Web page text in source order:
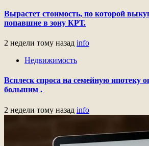
Вырастет стоимость, по которой
попавшие в зону КРТ.
2 недели тому назад info
Недвижимость
Всплеск спроса на семейную ипотеку
большим .
2 недели тому назад info